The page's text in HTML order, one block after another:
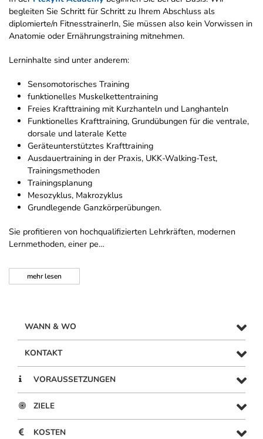
begleiten Sie Schritt für Schritt zu Ihrem Abschluss als
diplomierte/n FitnesstrainerIn, Sie müssen also kein Vorwissen in
Anatomie oder Ernährungstraining mitnehmen.
Lerninhalte sind unter anderem:
Sensomotorisches Training
funktionelles Muskelkettentraining
Freies Krafttraining mit Kurzhanteln und Langhanteln
Funktionelles Krafttraining, Grundübungen für die ventrale,
dorsale und laterale Kette
Geräteunterstütztes Krafttraining
Ausdauertraining in der Praxis, UKK-Walking-Test,
Trainingsmethoden
Trainingsplanung
Mesozyklus, Makrozyklus
Grundlegende Ganzkörperübungen.
Sie profitieren von hochqualifizierten Lehrkräften, modernen
Lernmethoden, einer pe…
mehrlesen
WANN & WO
KONTAKT
VORAUSSETZUNGEN
ZIELE
KOSTEN